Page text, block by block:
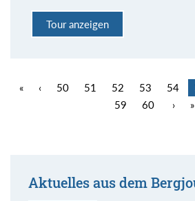
Tour anzeigen
« ‹ 50 51 52 53 54
59
60 › »
Aktuelles aus dem